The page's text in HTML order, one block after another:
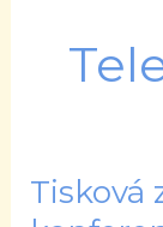
Tisková
Tisková
zpráva: